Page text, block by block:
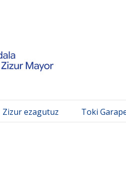
Zizur ezagutuz Toki